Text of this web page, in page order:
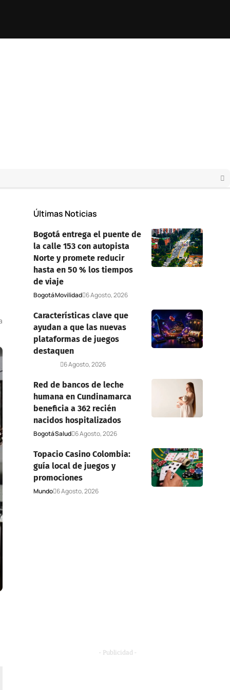
Últimas Noticias
Bogotá entrega el puente de
la calle 153 con autopista
Norte y promete reducir
hasta en 50 % los tiempos
de viaje
BogotáMovilidad 6 Agosto, 2026
Características clave que
ayudan a que las nuevas
plataformas de juegos
destaquen
6 Agosto, 2026
Red de bancos de leche
humana en Cundinamarca
beneficia a 362 recién
nacidos hospitalizados
BogotáSalud 6 Agosto, 2026
Topacio Casino Colombia:
guía local de juegos y
promociones
Mundo 6 Agosto, 2026
- Publicidad -